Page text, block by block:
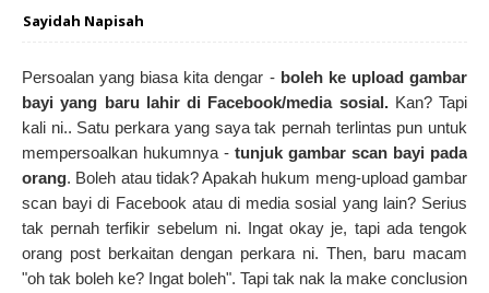
Sayidah Napisah
Persoalan yang biasa kita dengar - boleh ke upload gambar
bayi yang baru lahir di Facebook/media sosial.Kan? Tapi
kali ni.. Satu perkara yang saya tak pernah terlintas pun untuk
mempersoalkan hukumnya - tunjuk gambar scan bayi pada
orang. Boleh atau tidak? Apakah hukum meng-upload gambar
scan bayi di Facebook atau di media sosial yang lain? Serius
tak pernah terfikir sebelum ni. Ingat okay je, tapi ada tengok
orang post berkaitan dengan perkara ni. Then, baru macam
"oh tak boleh ke? Ingat boleh". Tapi tak nak la make conclusion